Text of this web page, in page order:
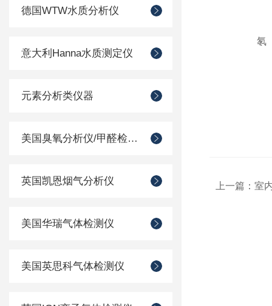
德国WTW水质分析仪
意大利Hanna水质测定仪
元素分析类仪器
美国臭氧分析仪/甲醛检测仪
英国凯恩烟气分析仪
美国华瑞气体检测仪
美国英思科气体检测仪
氡
上一篇： 室